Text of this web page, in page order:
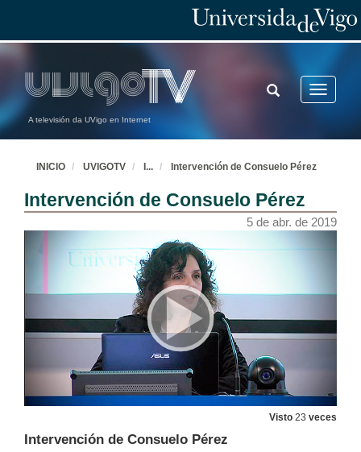
A televisión da UVigo en Internet
Toggle
TOGGLE
SEARCH
INICIO UVIGOTV ... Intervención de Consuelo Pérez
Intervención de Consuelo Pérez
5 de abr. de 2019
Visto 23 veces
Intervención de Consuelo Pérez